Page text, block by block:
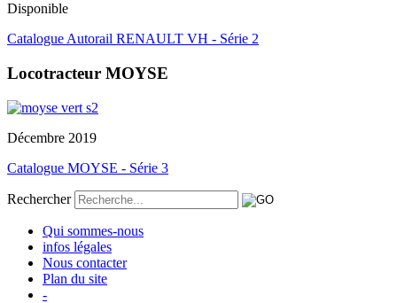
Disponible
Catalogue Autorail RENAULT VH - Série 2
Locotracteur MOYSE
Décembre 2019
Catalogue MOYSE - Série 3
Rechercher
Qui sommes-nous
infos légales
Nous contacter
Plan du site
-